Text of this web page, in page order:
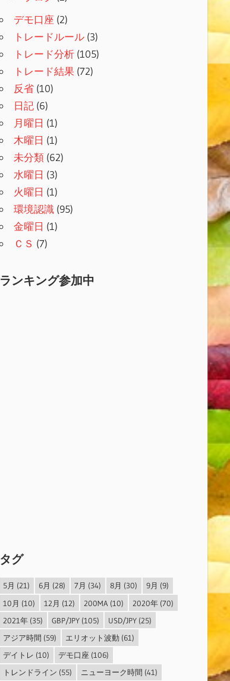
デモ口座 (2)
トレードルール(3)
トレード分析(105)
トレード結果 (72)
反省(10)
日記(6)
月曜日 (1)
木曜日 (1)
未分類(62)
水曜日 (3)
火曜日 (1)
環境認識(95)
金曜日 (1)
ＣＳ (7)
ランキング参加中
タグ
5月 (21) 6月 (28) 7月 (34) 8月 (30) 9月 (9)
10月 (10) 12月 (12) 200MA (10) 2020年 (70)
2021年 (35) GBP/JPY (105) USD/JPY (25)
アジア時間 (59) エリオット波動 (61)
デイトレ (10) デモ口座 (106)
トレンドライン (55) ニューヨーク時間 (41)